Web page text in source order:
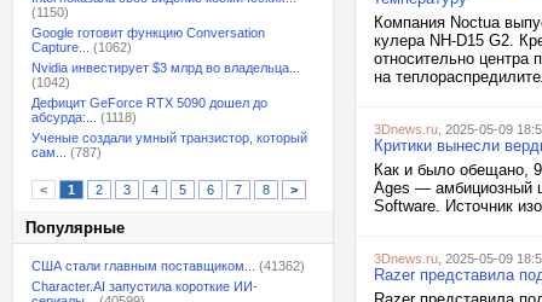
(1150)
Google готовит функцию Conversation
Capture...
(1062)
Nvidia инвестирует $3 млрд во владельца...
(1042)
Дефицит GeForce RTX 5090 дошел до
абсурда:...
(1118)
Ученые создали умный транзистор, который
сам...
(787)
< 1 2 3 4 5 6 7 8 >
Популярные
США стали главным поставщиком...
(41362)
Character.AI запустила короткие ИИ-
Компания Noctua
кулера NH-D15 G2.
относительно центра
на
3Dnews.ru , 2025-05-09
Критики вынесли
Как и было обещано,
Ages — амбициозный
Software. Источник
3Dnews.ru , 2025-05-09
Razer представила